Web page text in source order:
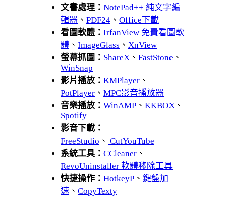
文書處理： NotePad++ 純文字編
輯器 、 PDF24 、 Office下載
看圖軟體： IrfanView 免費看圖軟
體 、 ImageGlass 、 XnView
螢幕抓圖： ShareX 、 FastStone 、
WinSnap
影片播放： KMPlayer 、
PotPlayer 、 MPC影音播放器
音樂播放： WinAMP 、 KKBOX 、
Spotify
影音下載：
FreeStudio 、 CutYouTube
系統工具： CCleaner 、
RevoUninstaller 軟體移除工具
快捷操作： HotkeyP 、 鍵盤加
速 、 CopyTexty